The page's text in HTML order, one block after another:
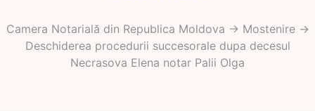
Camera Notarială din Republica Moldova -> Mostenire->
Deschiderea procedurii succesorale dupa decesul
Necrasova Elena notar Palii Olga